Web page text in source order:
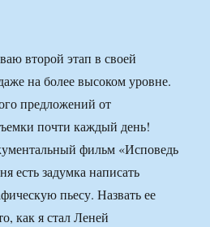
второй этап в своей
на более высоком уровне.
предложений от
почти каждый день!
фильм «Исповедь
есть задумка написать
пьесу. Назвать ее
как я стал Леней